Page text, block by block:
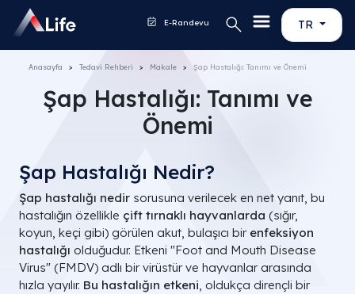
TR
E-Randevu
Anasayfa Tedavi Rehberi Makale Şap Hastalığı: Tanımı ve Önemi
Şap Hastalığı: Tanımı ve
Önemi
Şap Hastalığı Nedir?
Şap hastalığı nedir sorusuna verilecek en net yanıt, bu
hastalığın özellikle çift tırnaklı hayvanlarda (sığır,
koyun, keçi gibi) görülen akut, bulaşıcı bir enfeksiyon
hastalığı olduğudur. Etkeni "Foot and Mouth Disease
Virus" (FMDV) adlı bir virüstür ve hayvanlar arasında
hızla yayılır. Bu hastalığın etkeni, oldukça dirençli bir